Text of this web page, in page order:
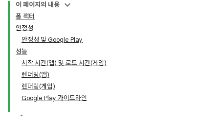
이 페이지의 내용
폼 팩터
안정성
안정성 및 Google Play
성능
시작 시간(앱) 및 로드 시간(게임)
렌더링(앱)
렌더링(게임)
Google Play 가이드라인